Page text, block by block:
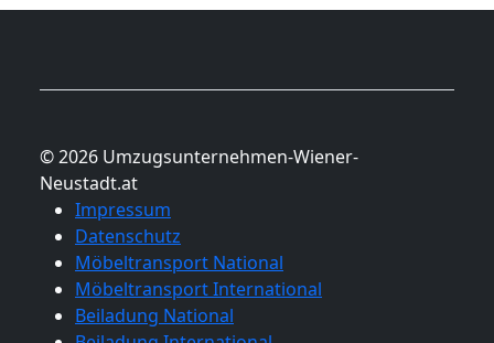
© 2026 Umzugsunternehmen-Wiener-
Neustadt.at
Impressum
Datenschutz
Möbeltransport National
Möbeltransport International
Beiladung National